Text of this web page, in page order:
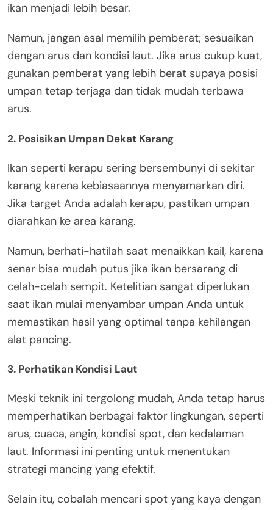
ikan menjadi lebih besar.
Namun, jangan asal memilih pemberat; sesuaikan
dengan arus dan kondisi laut. Jika arus cukup kuat,
gunakan pemberat yang lebih berat supaya posisi
umpan tetap terjaga dan tidak mudah terbawa
arus.
2. Posisikan Umpan Dekat Karang
Ikan seperti kerapu sering bersembunyi di sekitar
karang karena kebiasaannya menyamarkan diri.
Jika target Anda adalah kerapu, pastikan umpan
diarahkan ke area karang.
Namun, berhati-hatilah saat menaikkan kail, karena
senar bisa mudah putus jika ikan bersarang di
celah-celah sempit. Ketelitian sangat diperlukan
saat ikan mulai menyambar umpan Anda untuk
memastikan hasil yang optimal tanpa kehilangan
alat pancing.
3. Perhatikan Kondisi Laut
Meski teknik ini tergolong mudah, Anda tetap harus
memperhatikan berbagai faktor lingkungan, seperti
arus, cuaca, angin, kondisi spot, dan kedalaman
laut. Informasi ini penting untuk menentukan
strategi mancing yang efektif.
Selain itu, cobalah mencari spot yang kaya dengan